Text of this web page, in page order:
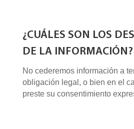
¿CUÁLES SON LOS
DE LA INFORMACIÓN?
No cederemos información a
obligación legal, o bien en el
preste su consentimiento